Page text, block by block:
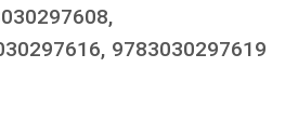
9783030297619